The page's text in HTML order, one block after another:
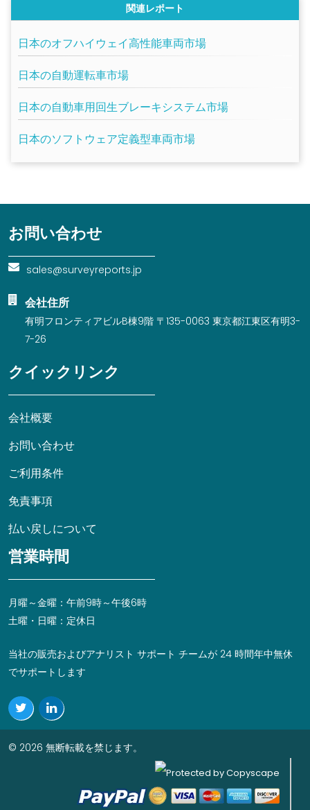
関連レポート
日本のオフハイウェイ高性能車両市場
日本の自動運転車市場
日本の自動車用回生ブレーキシステム市場
日本のソフトウェア定義型車両市場
お問い合わせ
sales@surveyreports.jp
会社住所
有明フロンティアビルB棟9階 〒135-0063 東京都江東区有明3-
7-26
クイックリンク
会社概要
お問い合わせ
ご利用条件
免責事項
払い戻しについて
営業時間
月曜～金曜：午前9時～午後6時
土曜・日曜：定休日
当社の販売およびアナリスト サポート チームが 24 時間年中無休
でサポートします
© 2026 無断転載を禁じます。